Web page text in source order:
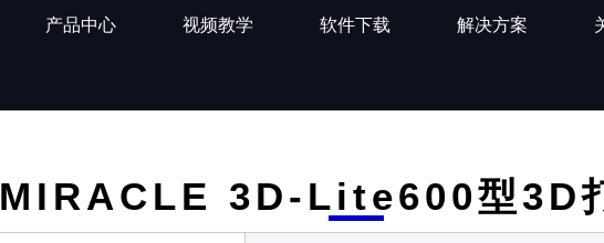
产品中心 视频教学 软件下载 解决方案
MIRACLE 3D-Lite600型3D